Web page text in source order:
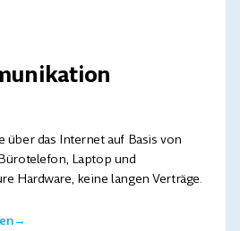
über das Internet auf Basis von
Laptop und
Hardware, keine langen Verträge.
→